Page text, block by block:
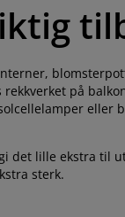
på
eller
det lille ekstra til
sterk.